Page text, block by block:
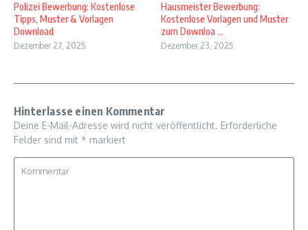
Polizei Bewerbung: Kostenlose
Tipps, Muster & Vorlagen
Download
Dezember 27, 2025
Hausmeister Bewerbung:
Kostenlose Vorlagen und Muster
zum Downloa ...
Dezember 23, 2025
Hinterlasse einen Kommentar
Deine E-Mail-Adresse wird nicht veröffentlicht. Erforderliche
Felder sind mit * markiert